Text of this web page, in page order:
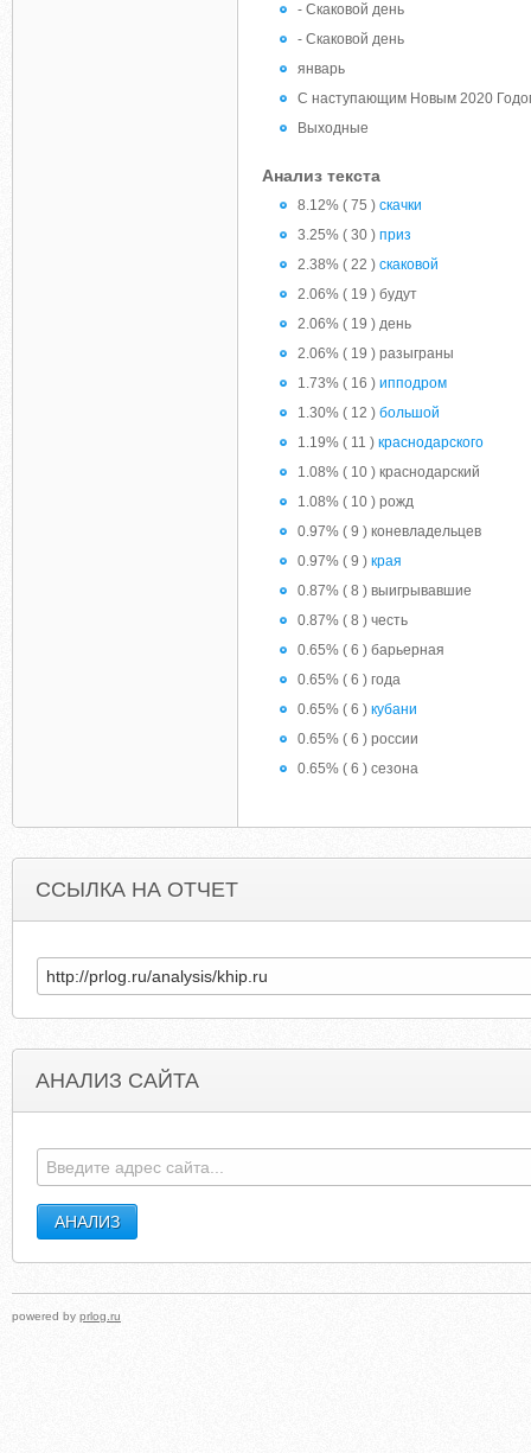
- Скаковой день
- Скаковой день
январь
С наступающим Новым 2020
Выходные
Анализ текста
8.12% ( 75 ) скачки
3.25% ( 30 ) приз
2.38% ( 22 ) скаковой
2.06% ( 19 ) будут
2.06% ( 19 ) день
2.06% ( 19 ) разыграны
1.73% ( 16 ) ипподром
1.30% ( 12 ) большой
1.19% ( 11 ) краснодарского
1.08% ( 10 ) краснодарский
1.08% ( 10 ) рожд
0.97% ( 9 ) коневладельцев
0.97% ( 9 ) края
0.87% ( 8 ) выигрывавшие
0.87% ( 8 ) честь
0.65% ( 6 ) барьерная
0.65% ( 6 ) года
0.65% ( 6 ) кубани
0.65% ( 6 ) россии
0.65% ( 6 ) сезона
ССЫЛКА НА ОТЧЕТ
АНАЛИЗ САЙТА
powered by prlog.ru